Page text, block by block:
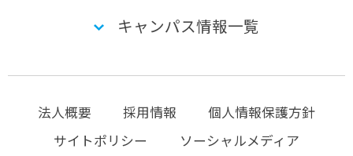
キャンパス情報一覧
法人概要 採用情報
個人情報保護方針
サイトポリシー
ソーシャルメディア